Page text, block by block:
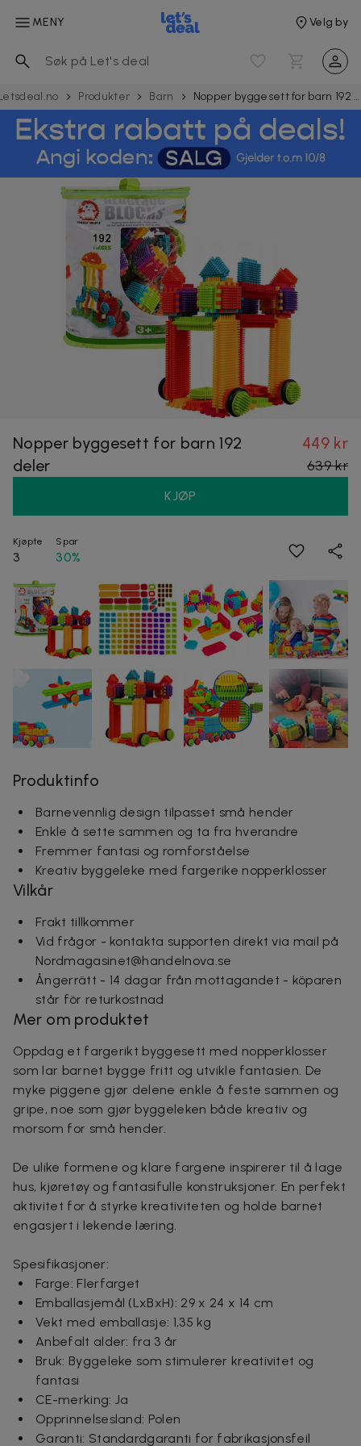
MENY Velg by
Produkter Barn Nopper byggesett for barn 192 deler
Nopper byggesett for barn 192
deler
449 kr
639 kr
KJØP
Kjøpte
3
Spar
30%
Produktinfo
Barnevennlig design tilpasset små hender
Enkle å sette sammen og ta fra hverandre
Fremmer fantasi og romforståelse
Kreativ byggeleke med fargerike nopperklosser
Vilkår
Frakt tillkommer
Vid frågor - kontakta supporten direkt via mail på
Nordmagasinet@handelnova.se
Ångerrätt - 14 dagar från mottagandet - köparen
står för returkostnad
Mer om produktet
Oppdag et fargerikt byggesett med nopperklosser
som lar barnet bygge fritt og utvikle fantasien. De
myke piggene gjør delene enkle å feste sammen og
gripe, noe som gjør byggeleken både kreativ og
morsom for små hender.
De ulike formene og klare fargene inspirerer til å lage
hus, kjøretøy og fantasifulle konstruksjoner. En perfekt
aktivitet for å styrke kreativiteten og holde barnet
engasjert i lekende læring.
Spesifikasjoner:
Farge: Flerfarget
Emballasjemål (LxBxH): 29 x 24 x 14 cm
Vekt med emballasje: 1,35 kg
Anbefalt alder: fra 3 år
Bruk: Byggeleke som stimulerer kreativitet og
fantasi
CE-merking: Ja
Opprinnelsesland: Polen
Garanti: Standardgaranti for fabrikasjonsfeil